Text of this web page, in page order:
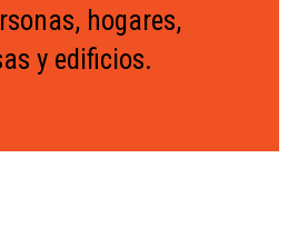
hogares,
y edificios.